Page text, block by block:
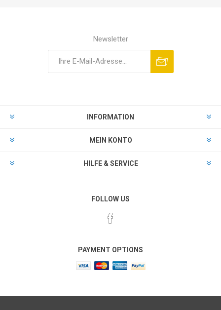
Newsletter
INFORMATION
MEIN KONTO
HILFE & SERVICE
FOLLOW US
PAYMENT OPTIONS